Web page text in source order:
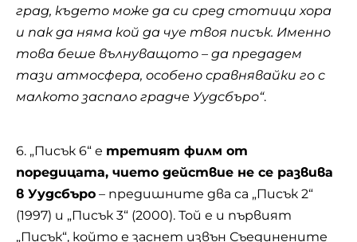
град, където може да си сред стотици хора
и пак да няма кой да чуе твоя писък. Именно
това беше вълнуващото – да предадем
тази атмосфера, особено сравнявайки го с
малкото заспало градче Уудсбъро“.
6. „Писък 6“ е третият филм от
поредицата, чието действие не се развива
в Уудсбъро – предишните два са „Писък 2“
(1997) и „Писък 3“ (2000). Той е и първият
„Писък“, който е заснет извън Съединените